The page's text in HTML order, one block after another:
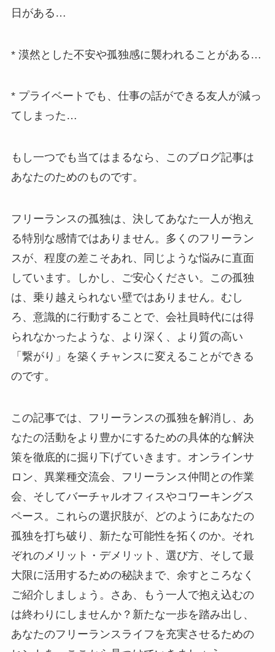
日がある…
* 漠然とした不安や孤独感に襲われることがある…
* プライベートでも、仕事の話ができる友人が減っ
てしまった…
もし一つでも当てはまるなら、このブログ記事は
あなたのためのものです。
フリーランスの孤独は、決してあなた一人が抱え
る特別な感情ではありません。多くのフリーラン
スが、程度の差こそあれ、同じような悩みに直面
しています。しかし、ご安心ください。この孤独
は、乗り越えられない壁ではありません。むし
ろ、意識的に行動することで、会社員時代には得
られなかったような、より深く、より質の高い
「繋がり」を築くチャンスに変えることができる
のです。
この記事では、フリーランスの孤独を解消し、あ
なたの活動をより豊かにするための具体的な解決
策を徹底的に掘り下げていきます。オンラインサ
ロン、異業種交流会、フリーランス仲間との作業
会、そしてバーチャルオフィスやコワーキングス
ペース。これらの選択肢が、どのようにあなたの
孤独を打ち破り、新たな可能性を拓くのか。それ
ぞれのメリット・デメリット、選び方、そして最
大限に活用するための秘訣まで、余すところなく
ご紹介しましょう。さあ、もう一人で抱え込むの
は終わりにしませんか？新たな一歩を踏み出し、
あなたのフリーランスライフを充実させるための